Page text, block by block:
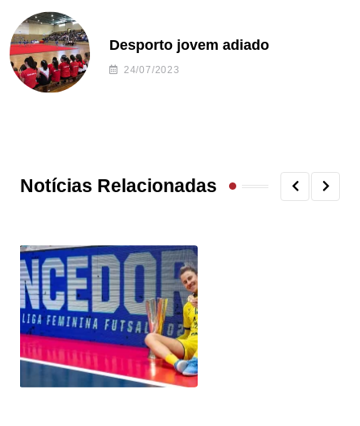
Desporto jovem adiado
24/07/2023
Notícias Relacionadas